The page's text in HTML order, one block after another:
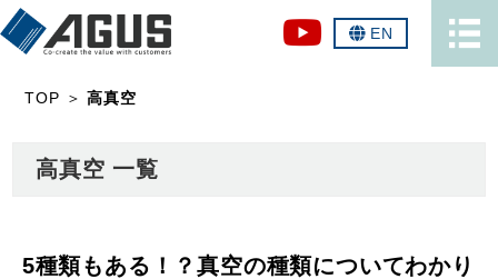
EN
TOP ＞高真空
高真空 一覧
5種類もある！？真空の種類についてわかり